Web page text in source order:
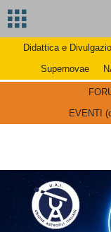
Didattica e
Supernovae
EVENTI